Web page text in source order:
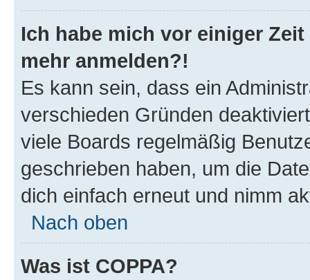
Ich habe mich vor einiger
mehr anmelden?!
Es kann sein, dass ein
verschieden Gründen
viele Boards regelmäßig
geschrieben haben, um die
dich einfach erneut und nimm
Nach oben
Was ist COPPA?